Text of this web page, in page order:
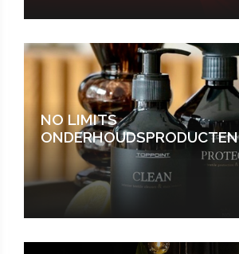
NO LIMITS
ONDERHOUDSPRODUCTEN